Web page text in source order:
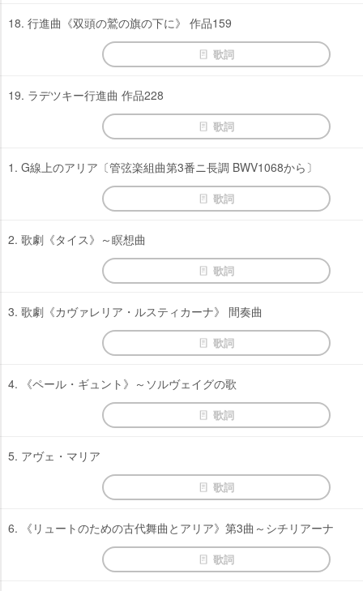
18. 行進曲《双頭の鷲の旗の下に》 作品159
歌詞
19. ラデツキー行進曲 作品228
歌詞
1. G線上のアリア〔管弦楽組曲第3番ニ長調 BWV1068から〕
歌詞
2. 歌劇《タイス》～瞑想曲
歌詞
3. 歌劇《カヴァレリア・ルスティカーナ》 間奏曲
歌詞
4. 《ペール・ギュント》～ソルヴェイグの歌
歌詞
5. アヴェ・マリア
歌詞
6. 《リュートのための古代舞曲とアリア》第3曲～シチリアーナ
歌詞